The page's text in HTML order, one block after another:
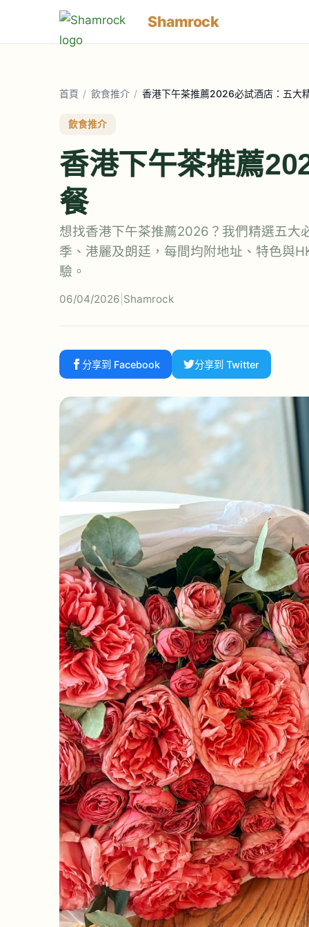
Shamrock
首頁 / 飲食推介 / 香港下午茶推薦2026必試酒店：五大
飲食推介
香港下午茶推薦
餐
想找香港下午茶推薦2026？我們精選五大
季、港麗及朗廷，每間均附地址、特色與
驗。
06/04/2026 Shamrock
分享到 Facebook 分享到 Twitter